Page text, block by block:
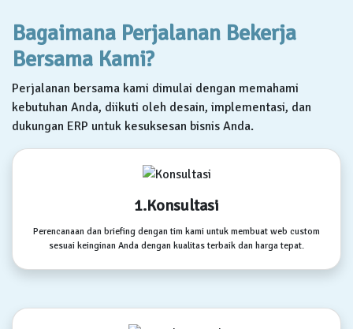
Bagaimana Perjalanan Bekerja
Bersama Kami?
Perjalanan bersama kami dimulai dengan memahami
kebutuhan Anda, diikuti oleh desain, implementasi, dan
dukungan ERP untuk kesuksesan bisnis Anda.
1.Konsultasi
Perencanaan dan briefing dengan tim kami untuk membuat web custom
sesuai keinginan Anda dengan kualitas terbaik dan harga tepat.